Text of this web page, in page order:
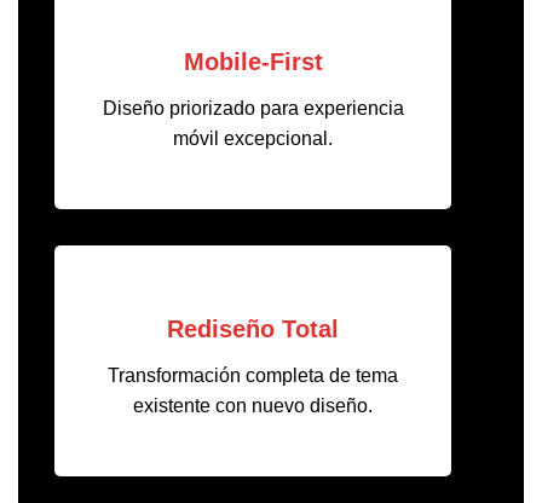
Mobile-First
Diseño priorizado para experiencia
móvil excepcional.
Rediseño Total
Transformación completa de tema
existente con nuevo diseño.